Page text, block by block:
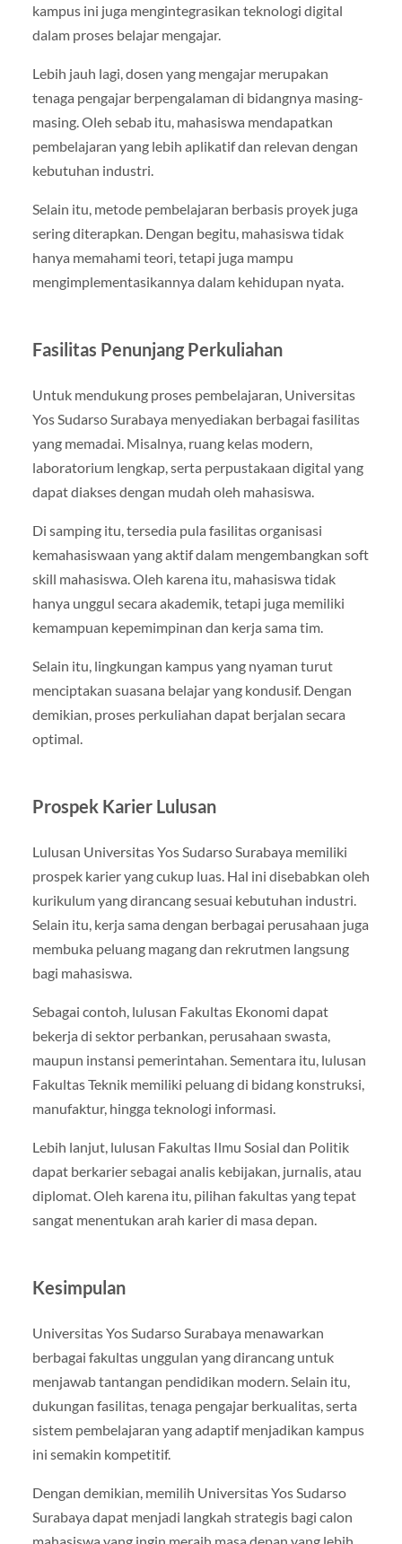
kampus ini juga mengintegrasikan teknologi digital
dalam proses belajar mengajar.
Lebih jauh lagi, dosen yang mengajar merupakan
tenaga pengajar berpengalaman di bidangnya masing-
masing. Oleh sebab itu, mahasiswa mendapatkan
pembelajaran yang lebih aplikatif dan relevan dengan
kebutuhan industri.
Selain itu, metode pembelajaran berbasis proyek juga
sering diterapkan. Dengan begitu, mahasiswa tidak
hanya memahami teori, tetapi juga mampu
mengimplementasikannya dalam kehidupan nyata.
Fasilitas Penunjang Perkuliahan
Untuk mendukung proses pembelajaran, Universitas
Yos Sudarso Surabaya menyediakan berbagai fasilitas
yang memadai. Misalnya, ruang kelas modern,
laboratorium lengkap, serta perpustakaan digital yang
dapat diakses dengan mudah oleh mahasiswa.
Di samping itu, tersedia pula fasilitas organisasi
kemahasiswaan yang aktif dalam mengembangkan soft
skill mahasiswa. Oleh karena itu, mahasiswa tidak
hanya unggul secara akademik, tetapi juga memiliki
kemampuan kepemimpinan dan kerja sama tim.
Selain itu, lingkungan kampus yang nyaman turut
menciptakan suasana belajar yang kondusif. Dengan
demikian, proses perkuliahan dapat berjalan secara
optimal.
Prospek Karier Lulusan
Lulusan Universitas Yos Sudarso Surabaya memiliki
prospek karier yang cukup luas. Hal ini disebabkan oleh
kurikulum yang dirancang sesuai kebutuhan industri.
Selain itu, kerja sama dengan berbagai perusahaan juga
membuka peluang magang dan rekrutmen langsung
bagi mahasiswa.
Sebagai contoh, lulusan Fakultas Ekonomi dapat
bekerja di sektor perbankan, perusahaan swasta,
maupun instansi pemerintahan. Sementara itu, lulusan
Fakultas Teknik memiliki peluang di bidang konstruksi,
manufaktur, hingga teknologi informasi.
Lebih lanjut, lulusan Fakultas Ilmu Sosial dan Politik
dapat berkarier sebagai analis kebijakan, jurnalis, atau
diplomat. Oleh karena itu, pilihan fakultas yang tepat
sangat menentukan arah karier di masa depan.
Kesimpulan
Universitas Yos Sudarso Surabaya menawarkan
berbagai fakultas unggulan yang dirancang untuk
menjawab tantangan pendidikan modern. Selain itu,
dukungan fasilitas, tenaga pengajar berkualitas, serta
sistem pembelajaran yang adaptif menjadikan kampus
ini semakin kompetitif.
Dengan demikian, memilih Universitas Yos Sudarso
Surabaya dapat menjadi langkah strategis bagi calon